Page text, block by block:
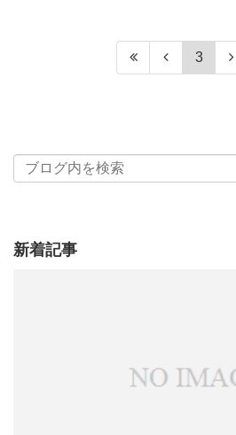
3
新着記事